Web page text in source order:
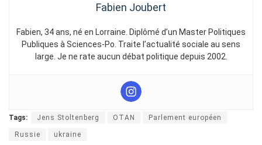
Fabien Joubert
Fabien, 34 ans, né en Lorraine. Diplômé d’un Master Politiques
Publiques à Sciences-Po. Traite l’actualité sociale au sens
large. Je ne rate aucun débat politique depuis 2002.
Tags: Jens Stoltenberg OTAN Parlement européen
Russie ukraine